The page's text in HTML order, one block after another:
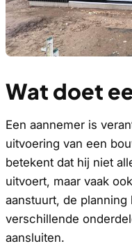
Wat doet
Een aannemer is
uitvoering van een
betekent dat hij niet
uitvoert, maar vaak
aanstuurt, de
verschillende
aansluiten.